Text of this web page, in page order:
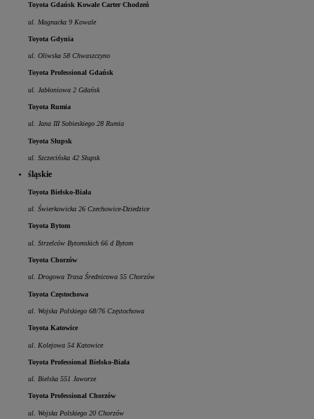
Toyota Gdańsk Kowale Carter Chodzeń
ul. Magnacka 9 Kowale
Toyota Gdynia
ul. Oliwska 58 Chwaszczyno
Toyota Professional Gdańsk
ul. Jabłoniowa 2 Gdańsk
Toyota Rumia
ul. Jana III Sobieskiego 28 Rumia
Toyota Słupsk
ul. Szczecińska 42 Słupsk
śląskie
Toyota Bielsko-Biała
ul. Świerkowicka 26 Czechowice-Dziedzice
Toyota Bytom
ul. Strzelców Bytomskich 66 d Bytom
Toyota Chorzów
ul. Drogowa Trasa Średnicowa 55 Chorzów
Toyota Częstochowa
al. Wojska Polskiego 68/76 Częstochowa
Toyota Katowice
ul. Kolejowa 54 Katowice
Toyota Professional Bielsko-Biała
ul. Bielska 551 Jaworze
Toyota Professional Chorzów
ul. Wojska Polskiego 20 Chorzów